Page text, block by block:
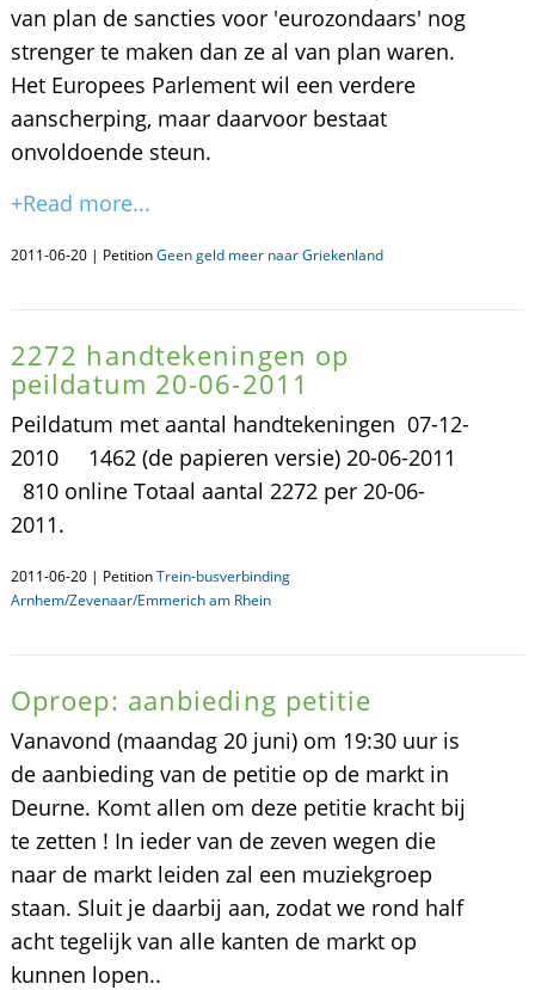
van plan de sancties voor 'eurozondaars' nog
strenger te maken dan ze al van plan waren.
Het Europees Parlement wil een verdere
aanscherping, maar daarvoor bestaat
onvoldoende steun.
+Read more...
2011-06-20 | PetitionGeen geld meer naar Griekenland
2272 handtekeningen op
peildatum 20-06-2011
Peildatum met aantal handtekeningen 07-12-
2010 1462 (de papieren versie) 20-06-2011
810 online Totaal aantal 2272 per 20-06-
2011.
2011-06-20 | PetitionTrein-busverbinding
Arnhem/Zevenaar/Emmerich am Rhein
Oproep: aanbieding petitie
Vanavond (maandag 20 juni) om 19:30 uur is
de aanbieding van de petitie op de markt in
Deurne. Komt allen om deze petitie kracht bij
te zetten ! In ieder van de zeven wegen die
naar de markt leiden zal een muziekgroep
staan. Sluit je daarbij aan, zodat we rond half
acht tegelijk van alle kanten de markt op
kunnen lopen..